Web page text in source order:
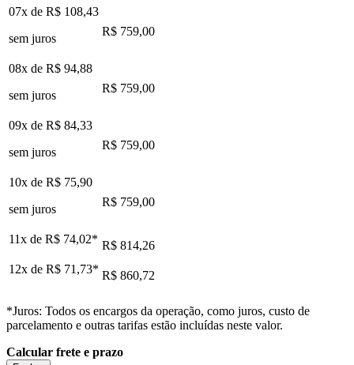
07x de R$ 108,43
sem juros
R$ 759,00
08x de R$ 94,88
sem juros
R$ 759,00
09x de R$ 84,33
sem juros
R$ 759,00
10x de R$ 75,90
sem juros
R$ 759,00
11x de R$ 74,02* R$ 814,26
12x de R$ 71,73* R$ 860,72
*Juros: Todos os encargos da operação, como juros, custo de
parcelamento e outras tarifas estão incluídas neste valor.
Calcular frete e prazo